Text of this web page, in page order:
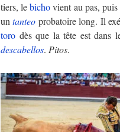
tiers, lebichovient au pas,
untanteo probatoire long. Il
toro dès que la tête est dans
descabellos. Pitos.